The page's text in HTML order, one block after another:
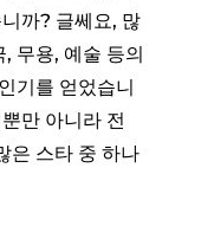
까? 글쎄요, 많
무용, 예술 등의
기를 얻었습니
만 아니라 전
은 스타 중 하나